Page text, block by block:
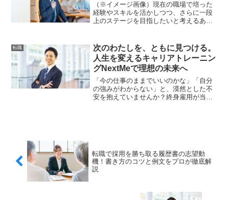
（※イメージ画像）現在の職場で培った
経験やスキルを活かしつつ、さらに一段
上のステージを目指したいと考えるあな
る強力な手段となり得ます。停滞感を感
じている、より専門性を高...
転職
次のわたしを、ともに見つける。
人生を変えるキャリアトレーニン
グNextMeで理想の未来へ
「今の仕事のままでいいのかな」「自分
の強みがわからない」と、漠然とした不
安を抱えていませんか？終身雇用が当た
己分析から市場価値の向上まで、徹底的
なサポートを通じて、あなたの人生を劇
的に変える第一歩を後押しします。理想
転職で採用を勝ち取る履歴書の志望動
機！書き方のコツと例文をプロが徹底解
説